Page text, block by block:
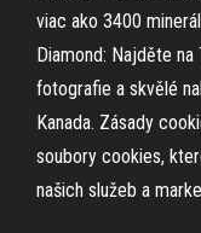
viac ako 3400
Diamond: Najděte
fotografie a skvělé
Kanada. Zásady
soubory cookies,
našich služeb a